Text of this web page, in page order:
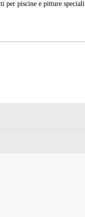
per piscine e pitture speciali